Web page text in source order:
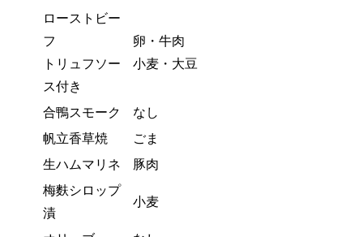
ローストビー
フ
トリュフソー
ス付き
卵・牛肉
小麦・大豆
合鴨スモーク
なし
帆立香草焼
ごま
生ハムマリネ
豚肉
梅麩シロップ
漬
小麦